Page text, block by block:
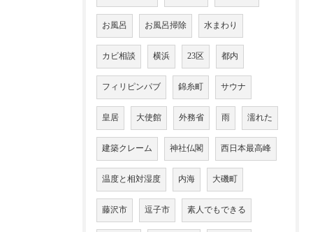
お風呂 お風呂掃除 水まわり
カビ相談 横浜 23区 都内
フィリピンパブ 錦糸町 サウナ
皇居 大使館 外務省 雨 濡れた
建築クレーム 神社仏閣 西日本最高峰
温度と相対湿度 内海 大磯町
藤沢市 逗子市 素人でもできる